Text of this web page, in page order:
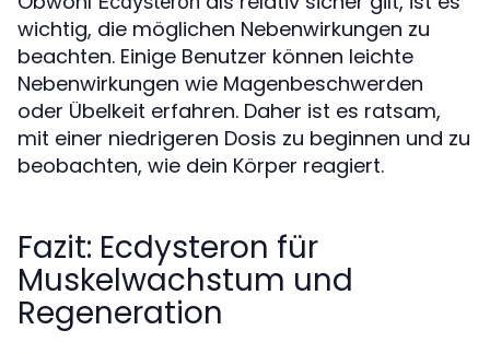
wichtig, die möglichen Nebenwirkungen zu
beachten. Einige Benutzer können leichte
Nebenwirkungen wie Magenbeschwerden
oder Übelkeit erfahren. Daher ist es ratsam,
mit einer niedrigeren Dosis zu beginnen und zu
beobachten, wie dein Körper reagiert.
Fazit: Ecdysteron für
Muskelwachstum und
Regeneration